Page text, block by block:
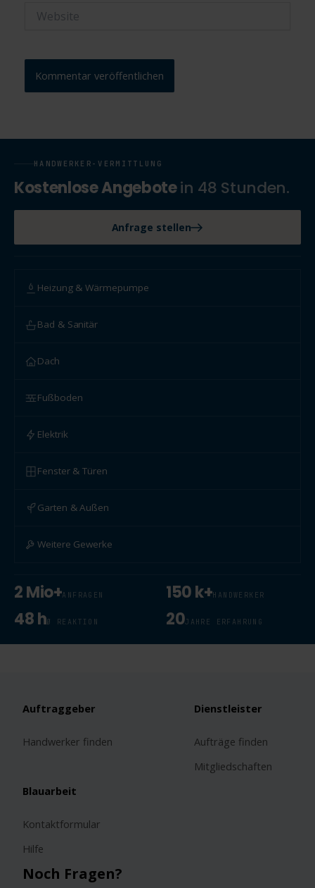
HANDWERKER-VERMITTLUNG
Kostenlose Angebotein 48 Stunden.
Anfrage stellen
Heizung & Wärmepumpe
Bad & Sanitär
Dach
Fußboden
Elektrik
Fenster & Türen
Garten & Außen
Weitere Gewerke
2 Mio+ANFRAGEN 150 k+HANDWERKER
48 hØ REAKTION 20JAHRE ERFAHRUNG
Noch Fragen?
Auftraggeber
Handwerker finden
Dienstleister
Aufträge finden
Mitgliedschaften
Blauarbeit
Kontaktformular
Hilfe